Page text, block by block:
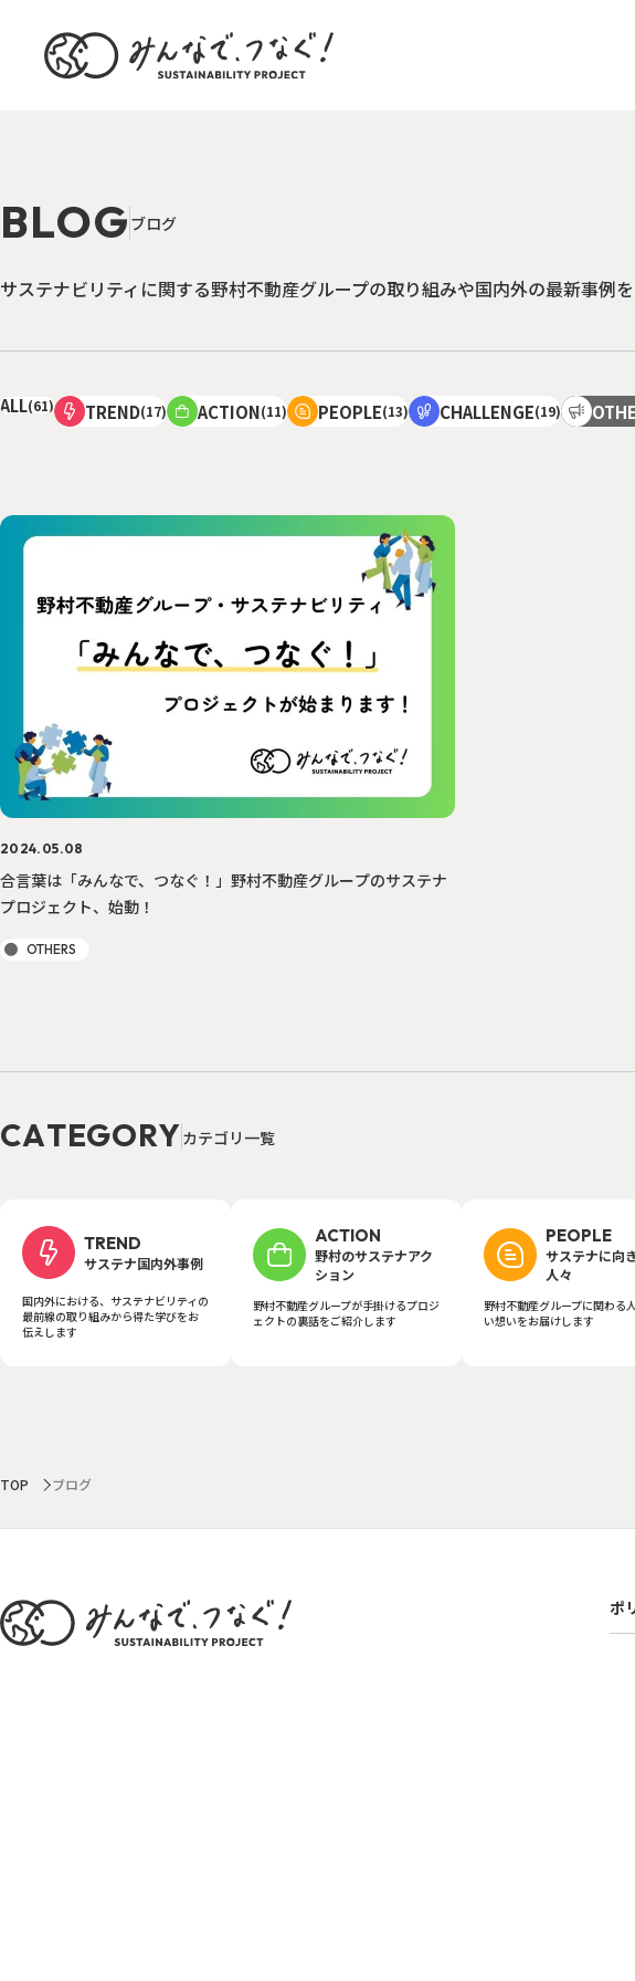
BLOG ブログ
サステナビリティに関する野村不動産グループの取り組みや国内外の最新事例を
ALL(61) TREND(17) ACTION(11) PEOPLE(13) CHALLENGE(19)
2024.05.08
合言葉は「みんなで、つなぐ！」野村不動産グループのサステナ
プロジェクト、始動！
OTHERS
CATEGORYカテゴ リ 一覧
TREND
サステナ国内外事例
国内外における、サステナビリティの
最前線の取り組みから得た学びをお
伝えします
ACTION
野村のサステナアク
ション
野村不動産グループが手掛けるプロジ
ェクトの裏話をご紹介します
PEOPLE
サステナに向
人々
野村不動産グループに関わる
い想いをお届けします
TOP ブログ
ポ